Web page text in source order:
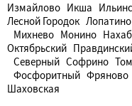
Измайлово Икша
Лесной Городок Лопатино
Михнево Монино
Октябрьский
Северный Софрино
Фосфоритный Фряново
Шаховская